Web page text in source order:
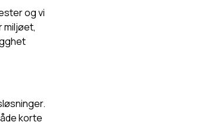
og vi
miljøet,
korte